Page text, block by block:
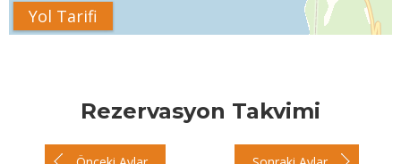
Yol Tarifi
Rezervasyon Takvimi